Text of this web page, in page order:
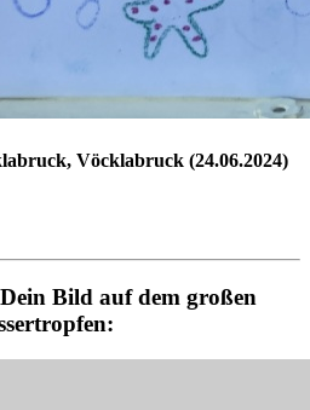
Vöcklabruck (24.06.2024)
Bild auf dem großen